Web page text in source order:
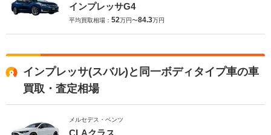
インプレッサG4
平均買取相場： 52万円〜84.3万円
インプレッサ(スバル)と同一ボディタイプ車の車
買取・査定相場
メルセデス・ベンツ
CLAクラス